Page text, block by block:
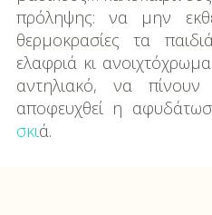
πρόληψης: να μην
θερμοκρασίες τα
ελαφριά κι ανοιχτόχρωμα
αντηλιακό, να
αποφευχθεί η
σκιά.